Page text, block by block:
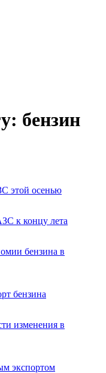
бензин
этой осенью
к концу лета
бензина в
бензина
изменения в
экспортом